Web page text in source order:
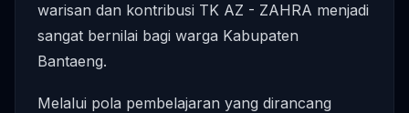
warisan dan kontribusi TK AZ - ZAHRA menjadi
sangat bernilai bagi warga Kabupaten
Bantaeng.
Melalui pola pembelajaran yang dirancang